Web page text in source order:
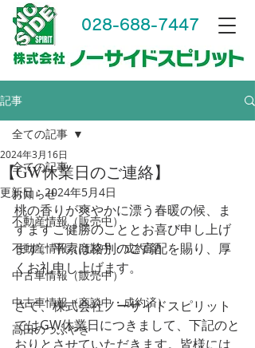
028-688-7447
記事
全ての記事
お知らせ
不動産情報（販売中）
不動産情報（商談中・成約済）
中古車情報（販売中）
中古車情報（商談中・成約済）
高田のつぶやき
全ての記事
【GW休業日のご連絡】
2024年3月16日
更新日：2024年5月4日
桃の香りが爽やかに漂う春暖の候、ま
すますご健勝のこととお喜び申し上げ
ます。平素は格別のご高配を賜り、厚
くお礼申し上げます。
さて、株式会社ノーサイドスピリット
ではGW休業日につきまして、下記のと
おりとさせていただきます。皆様には